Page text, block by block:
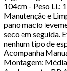
104cm - Peso Lí.:
Manutenção e
pano macio
seco em seguida.
nenhum tipo de
Acompanha
Montagem: